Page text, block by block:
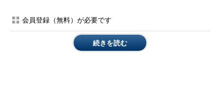
倍の性能向上につながっています。
2012年にはソフトウェアをバージョンアップし、Netezza
Performance Software V7.0を投入しています。ソフトウェア単
会員登録（無料）が必要です
続きを読む